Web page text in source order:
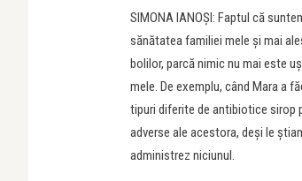
SIMONA IANOȘI: Faptul că
sănătatea familiei mele și mai
bolilor, parcă nimic nu mai este
mele. De exemplu, când Mara a
tipuri diferite de antibiotice sirop
adverse ale acestora, deși le
administrez niciunul.